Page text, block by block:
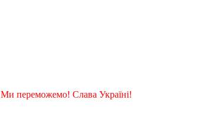
Ми переможемо! Слава Україні!